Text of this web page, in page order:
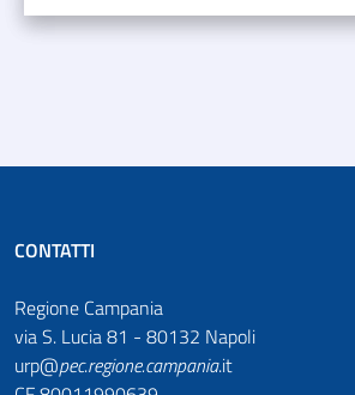
CONTATTI
Regione Campania
via S. Lucia 81 - 80132 Napoli
urp@pec.regione.campania.it